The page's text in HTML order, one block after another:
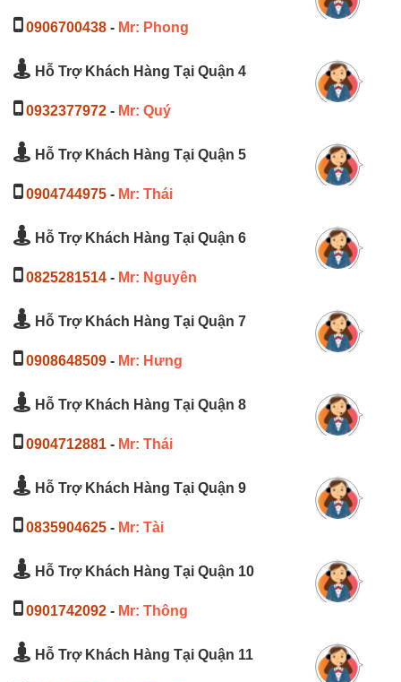
0906700438 - Mr: Phong
Hỗ Trợ Khách Hàng Tại Quận 4
0932377972 - Mr: Quý
Hỗ Trợ Khách Hàng Tại Quận 5
0904744975 - Mr: Thái
Hỗ Trợ Khách Hàng Tại Quận 6
0825281514 - Mr: Nguyên
Hỗ Trợ Khách Hàng Tại Quận 7
0908648509 - Mr: Hưng
Hỗ Trợ Khách Hàng Tại Quận 8
0904712881 - Mr: Thái
Hỗ Trợ Khách Hàng Tại Quận 9
0835904625 - Mr: Tài
Hỗ Trợ Khách Hàng Tại Quận 10
0901742092 - Mr: Thông
Hỗ Trợ Khách Hàng Tại Quận 11